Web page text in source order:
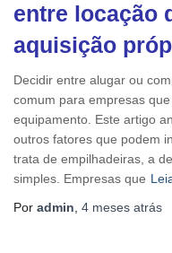
entre locação
aquisição
Decidir entre alugar ou
comum para empresas
equipamento. Este artigo
outros fatores que podem
trata de empilhadeiras, a
simples. Empresas que
Por admin, 4 meses atrás